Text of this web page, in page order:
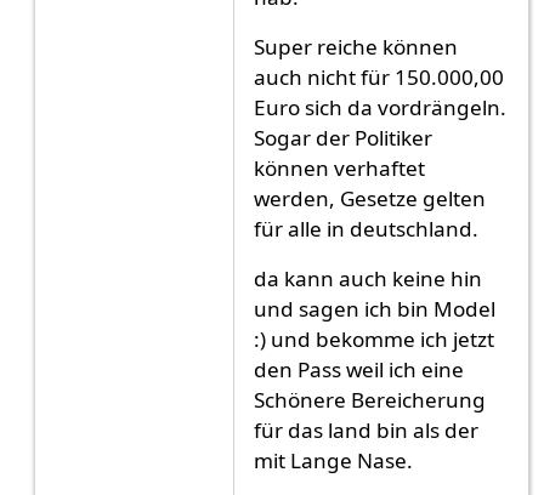
Super reiche können
auch nicht für 150.000,00
Euro sich da vordrängeln.
Sogar der Politiker
können verhaftet
werden, Gesetze gelten
für alle in deutschland.
da kann auch keine hin
und sagen ich bin Model
:) und bekomme ich jetzt
den Pass weil ich eine
Schönere Bereicherung
für das land bin als der
mit Lange Nase.